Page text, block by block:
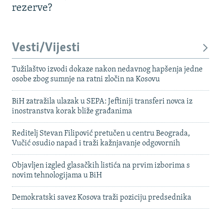
rezerve?
Vesti/Vijesti
Tužilaštvo izvodi dokaze nakon nedavnog hapšenja jedne
osobe zbog sumnje na ratni zločin na Kosovu
BiH zatražila ulazak u SEPA: Jeftiniji transferi novca iz
inostranstva korak bliže građanima
Reditelj Stevan Filipović pretučen u centru Beograda,
Vučić osudio napad i traži kažnjavanje odgovornih
Objavljen izgled glasačkih listića na prvim izborima s
novim tehnologijama u BiH
Demokratski savez Kosova traži poziciju predsednika